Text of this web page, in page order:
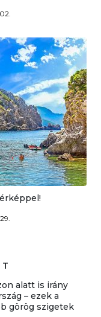
alatt is irány
– ezek a
görög szigetek